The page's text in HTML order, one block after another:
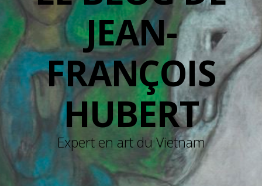
JEAN-
FRANÇOIS
HUBERT
Expert en art du Vietnam